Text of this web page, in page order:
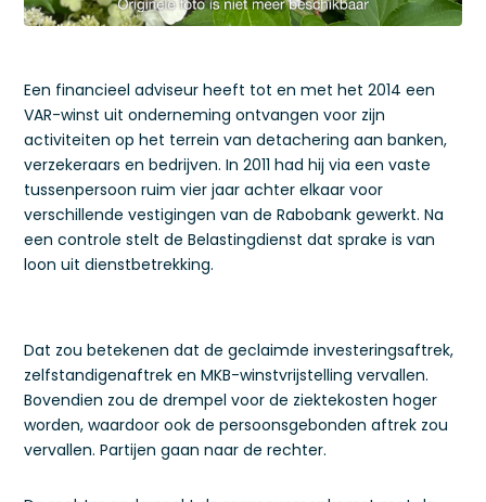
Een financieel adviseur heeft tot en met het 2014 een
VAR-winst uit onderneming ontvangen voor zijn
activiteiten op het terrein van detachering aan banken,
verzekeraars en bedrijven. In 2011 had hij via een vaste
tussenpersoon ruim vier jaar achter elkaar voor
verschillende vestigingen van de Rabobank gewerkt. Na
een controle stelt de Belastingdienst dat sprake is van
loon uit dienstbetrekking.
Dat zou betekenen dat de geclaimde investeringsaftrek,
zelfstandigenaftrek en MKB-winstvrijstelling vervallen.
Bovendien zou de drempel voor de ziektekosten hoger
worden, waardoor ook de persoonsgebonden aftrek zou
vervallen. Partijen gaan naar de rechter.